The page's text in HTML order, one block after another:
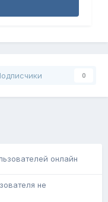
0
онлайн
не